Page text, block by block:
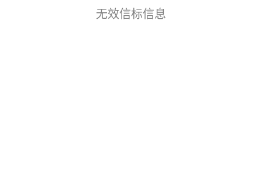
无效信标信息